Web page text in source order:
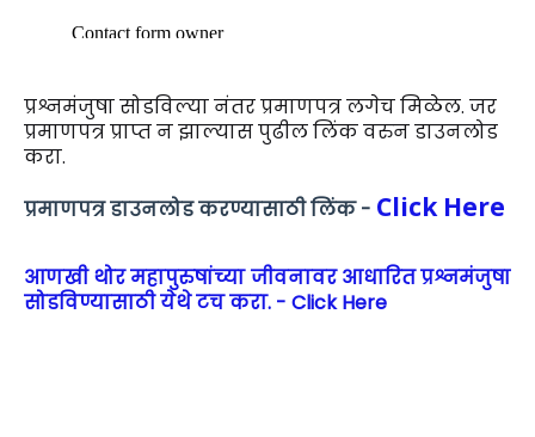
प्रश्नमंजुषा सोडविल्या नंतर प्रमाणपत्र लगेच मिळेल. जर
प्रमाणपत्र प्राप्त न झाल्यास पुढील लिंक वरुन डाउनलोड
करा.
प्रमाणपत्र डाउनलोड करण्यासाठी लिंक - Click Here
आणखी थोर महापुरुषांच्या जीवनावर आधारित प्रश्नमंजुषा
सोडविण्यासाठी येथे टच करा. - Click Here